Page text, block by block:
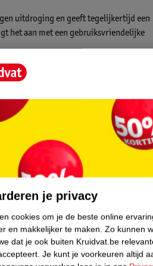
uitdroging en geeft tegelijkertijd een
het aan met een gebruiksvriendelijke
je privacy
cookies om je de beste online
en makkelijker te maken. Zo kunnen
dat je ook buiten Kruidvat.be
Je kunt je voorkeuren altijd